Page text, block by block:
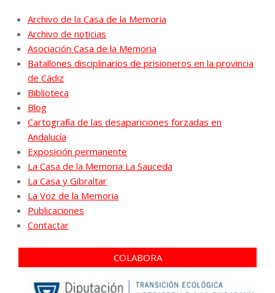
Archivo de la Casa de la Memoria
Archivo de noticias
Asociación Casa de la Memoria
Batallones disciplinarios de prisioneros en la provincia
de Cádiz
Biblioteca
Blog
Cartografía de las desapariciones forzadas en
Andalucía
Exposición permanente
La Casa de la Memoria La Sauceda
La Casa y Gibraltar
La Voz de la Memoria
Publicaciones
Contactar
COLABORA